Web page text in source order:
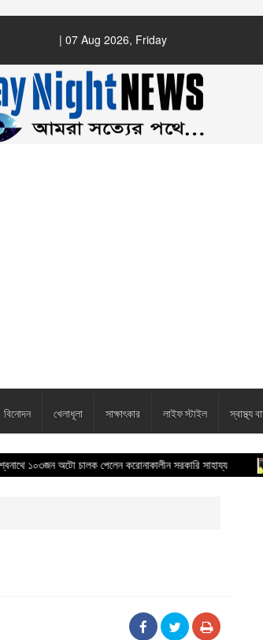
| 07 Aug 2026, Friday
বিনোদন খেলাধূলা সাক্ষাৎকার লাইফ স্টাইল স্বাস্থ্য
১০৩জন অটো চালক পেলেন করোনাকালীন সরকারি সাহায্য